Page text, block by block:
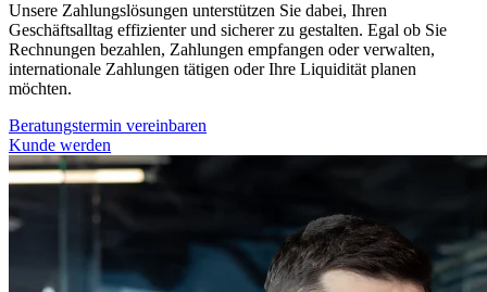
Unsere Zahlungslösungen unterstützen Sie dabei, Ihren
Geschäftsalltag effizienter und sicherer zu gestalten. Egal ob Sie
Rechnungen bezahlen, Zahlungen empfangen oder verwalten,
internationale Zahlungen tätigen oder Ihre Liquidität planen
möchten.
Beratungstermin vereinbaren
Kunde werden